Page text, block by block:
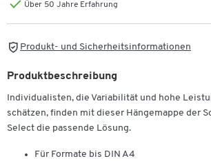
Über 50 Jahre Erfahrung
Produkt- und Sicherheitsinformationen
Produktbeschreibung
Individualisten, die Variabilität und hohe
schätzen, finden mit dieser Hängemappe der
Select die passende Lösung.
Für Formate bis DIN A4